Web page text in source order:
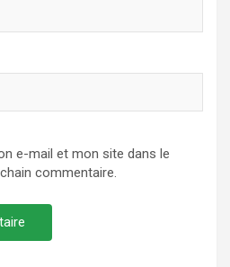
e-mail et mon site dans le
commentaire.